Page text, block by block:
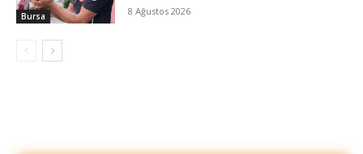
Bursa 8 Ağustos 2026